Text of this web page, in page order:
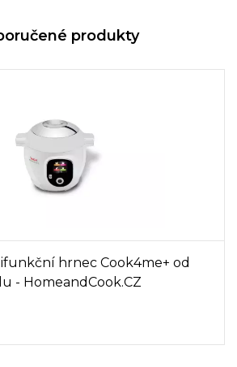
produkty
hrnec Cook4me+ od
- HomeandCook.CZ